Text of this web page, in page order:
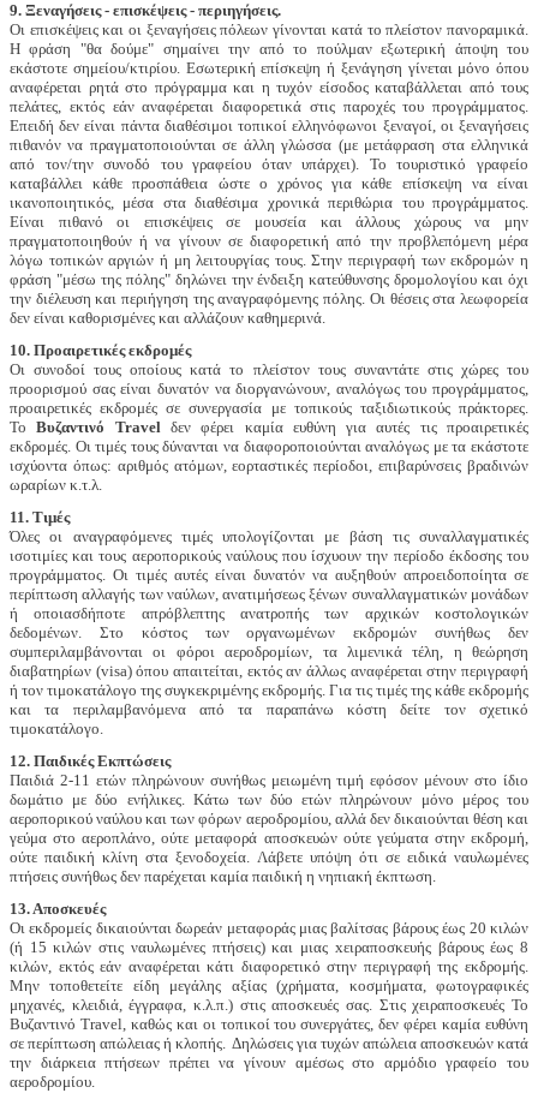
9. Ξεναγήσεις - επισκέψεις - περιηγήσεις.
Οι επισκέψεις και οι ξεναγήσεις πόλεων γίνονται κατά το πλείστον πανοραμικά.
Η φράση "θα δούμε" σημαίνει την από το πούλμαν εξωτερική άποψη του
εκάστοτε σημείου/κτιρίου. Εσωτερική επίσκεψη ή ξενάγηση γίνεται μόνο όπου
αναφέρεται ρητά στο πρόγραμμα και η τυχόν είσοδος καταβάλλεται από τους
πελάτες, εκτός εάν αναφέρεται διαφορετικά στις παροχές του προγράμματος.
Επειδή δεν είναι πάντα διαθέσιμοι τοπικοί ελληνόφωνοι ξεναγοί, οι ξεναγήσεις
πιθανόν να πραγματοποιούνται σε άλλη γλώσσα (με μετάφραση στα ελληνικά
από τον/την συνοδό του γραφείου όταν υπάρχει). Το τουριστικό γραφείο
καταβάλλει κάθε προσπάθεια ώστε ο χρόνος για κάθε επίσκεψη να είναι
ικανοποιητικός, μέσα στα διαθέσιμα χρονικά περιθώρια του προγράμματος.
Είναι πιθανό οι επισκέψεις σε μουσεία και άλλους χώρους να μην
πραγματοποιηθούν ή να γίνουν σε διαφορετική από την προβλεπόμενη μέρα
λόγω τοπικών αργιών ή μη λειτουργίας τους. Στην περιγραφή των εκδρομών η
φράση "μέσω της πόλης" δηλώνει την ένδειξη κατεύθυνσης δρομολογίου και όχι
την διέλευση και περιήγηση της αναγραφόμενης πόλης. Οι θέσεις στα λεωφορεία
δεν είναι καθορισμένες και αλλάζουν καθημερινά.
10. Προαιρετικές εκδρομές
Οι συνοδοί τους οποίους κατά το πλείστον τους συναντάτε στις χώρες του
προορισμού σας είναι δυνατόν να διοργανώνουν, αναλόγως του προγράμματος,
προαιρετικές εκδρομές σε συνεργασία με τοπικούς ταξιδιωτικούς πράκτορες.
ΤοΒυζαντινό Travelδεν φέρει καμία ευθύνη για αυτές τις προαιρετικές
εκδρομές. Οι τιμές τους δύνανται να διαφοροποιούνται αναλόγως με τα εκάστοτε
ισχύοντα όπως: αριθμός ατόμων, εορταστικές περίοδοι, επιβαρύνσεις βραδινών
ωραρίων κ.τ.λ.
11. Τιμές
Όλες οι αναγραφόμενες τιμές υπολογίζονται με βάση τις συναλλαγματικές
ισοτιμίες και τους αεροπορικούς ναύλους που ίσχυουν την περίοδο έκδοσης του
προγράμματος. Οι τιμές αυτές είναι δυνατόν να αυξηθούν απροειδοποίητα σε
περίπτωση αλλαγής των ναύλων, ανατιμήσεως ξένων συναλλαγματικών μονάδων
ή οποιασδήποτε απρόβλεπτης ανατροπής των αρχικών κοστολογικών
δεδομένων. Στο κόστος των οργανωμένων εκδρομών συνήθως δεν
συμπεριλαμβάνονται οι φόροι αεροδρομίων, τα λιμενικά τέλη, η θεώρηση
διαβατηρίων (visa) όπου απαιτείται, εκτός αν άλλως αναφέρεται στην περιγραφή
ή τον τιμοκατάλογο της συγκεκριμένης εκδρομής. Για τις τιμές της κάθε εκδρομής
και τα περιλαμβανόμενα από τα παραπάνω κόστη δείτε τον σχετικό
τιμοκατάλογο.
12. Παιδικές Εκπτώσεις
Παιδιά 2-11 ετών πληρώνουν συνήθως μειωμένη τιμή εφόσον μένουν στο ίδιο
δωμάτιο με δύο ενήλικες. Κάτω των δύο ετών πληρώνουν μόνο μέρος του
αεροπορικού ναύλου και των φόρων αεροδρομίου, αλλά δεν δικαιούνται θέση και
γεύμα στο αεροπλάνο, ούτε μεταφορά αποσκευών ούτε γεύματα στην εκδρομή,
ούτε παιδική κλίνη στα ξενοδοχεία. Λάβετε υπόψη ότι σε ειδικά ναυλωμένες
πτήσεις συνήθως δεν παρέχεται καμία παιδική η νηπιακή έκπτωση.
13. Αποσκευές
Οι εκδρομείς δικαιούνται δωρεάν μεταφοράς μιας βαλίτσας βάρους έως 20 κιλών
(ή 15 κιλών στις ναυλωμένες πτήσεις) και μιας xειραποσκευής βάρους έως 8
κιλών, εκτός εάν αναφέρεται κάτι διαφορετικό στην περιγραφή της εκδρομής.
Μην τοποθετείτε είδη μεγάλης αξίας (χρήματα, κοσμήματα, φωτογραφικές
μηχανές, κλειδιά, έγγραφα, κ.λ.π.) στις αποσκευές σας. Στις χειραποσκευές Το
Βυζαντινό Travel, καθώς και οι τοπικοί του συνεργάτες, δεν φέρει καμία ευθύνη
σε περίπτωση απώλειας ή κλοπής. Δηλώσεις για τυχών απώλεια αποσκευών κατά
την διάρκεια πτήσεων πρέπει να γίνουν αμέσως στο αρμόδιο γραφείο του
αεροδρομίου.